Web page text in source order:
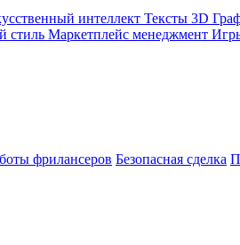
интеллект Тексты 3D
стиль Маркетплейс менеджмент
фрилансеров Безопасная сделка